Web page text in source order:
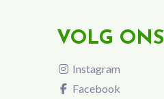
VOLG ONS
Instagram
Facebook